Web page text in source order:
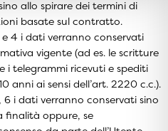
allo spirare dei termini di
basate sul contratto.
4 i dati verranno conservati
vigente (ad es. le scritture
i telegrammi ricevuti e spediti
anni ai sensi dell’art. 2220 c.c.).
i dati verranno conservati sino
finalità oppure, se